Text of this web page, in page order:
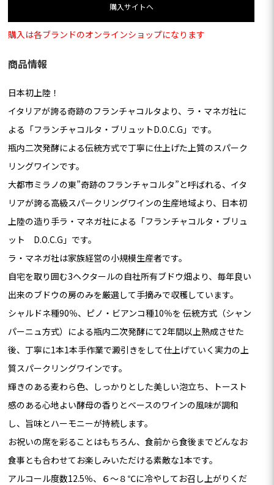
購⼊サイトへ
購入は各ブランドのオンラインショップになります
商品情報
日本初上陸！
イタリアが誇る奇跡のフランチャコルタより、ラ・マネガ社に
よる「フランチャコルタ・ブリュットD.O.C.G」です。
瓶内二次発酵による伝統方式で丁寧に仕上げた上質のスパーク
リングワインです。
大都市ミラノの東”奇跡のフランチャコルタ”と呼ばれる、イタ
リアが誇る高級スパークリングワインの生産地域より、日本初
上陸の造り手ラ・マネガ社による「フランチャコルタ・ブリュ
ット D.O.C.G」です。
ラ・マネガ社は家族経営の小規模生産者です。
自宅を取り囲む3ヘクタールの自社所有ブドウ畑より、毎年良い
出来のブドウの房のみを厳選して手摘みで収穫しています。
シャルドネ種90％、ピノ・ビアンコ種10％を 伝統方式（シャン
パーニュ方式）による瓶内二次発酵にて2年間以上熟成させた
後、丁寧に1本1本手作業で澱引きをして仕上げていく実力の上
質スパークリングワインです。
輝きのある麦わら色、しっかりとした美しい泡立ち、トースト
感のある心地よい酵母の香りとベースのワインの風味が調和
し、旨味とハーモニーが持続します。
お祝いの席を彩ることはもちろん、食前から食後までどんなお
食事とも合わせてお楽しみいただける素敵な1本です。
アルコール度数12.5％、６～８℃に冷やしてお召し上がりくだ